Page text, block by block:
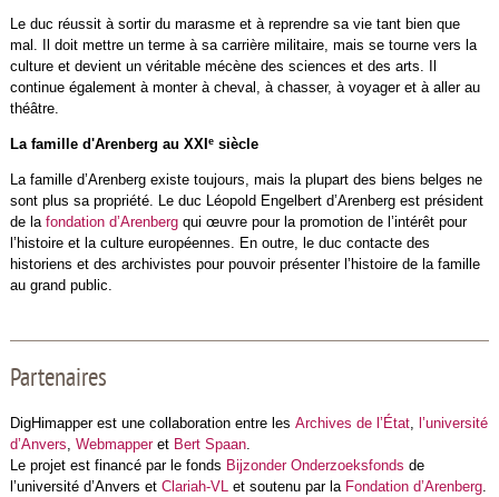
Le duc réussit à sortir du marasme et à reprendre sa vie tant bien que
mal. Il doit mettre un terme à sa carrière militaire, mais se tourne vers la
culture et devient un véritable mécène des sciences et des arts. Il
continue également à monter à cheval, à chasser, à voyager et à aller au
théâtre.
La famille d'Arenberg au XXI esiècle
La famille d’Arenberg existe toujours, mais la plupart des biens belges ne
sont plus sa propriété. Le duc Léopold Engelbert d’Arenberg est président
de la fondation d’Arenbergqui œuvre pour la promotion de l’intérêt pour
l’histoire et la culture européennes. En outre, le duc contacte des
historiens et des archivistes pour pouvoir présenter l’histoire de la famille
au grand public.
Partenaires
DigHimapper est une collaboration entre les Archives de l’État, l’université
d’Anvers, Webmapperet Bert Spaan.
Le projet est financé par le fonds Bijzonder Onderzoeksfonds de
l’université d’Anvers et Clariah-VLet soutenu par la Fondation d’Arenberg.